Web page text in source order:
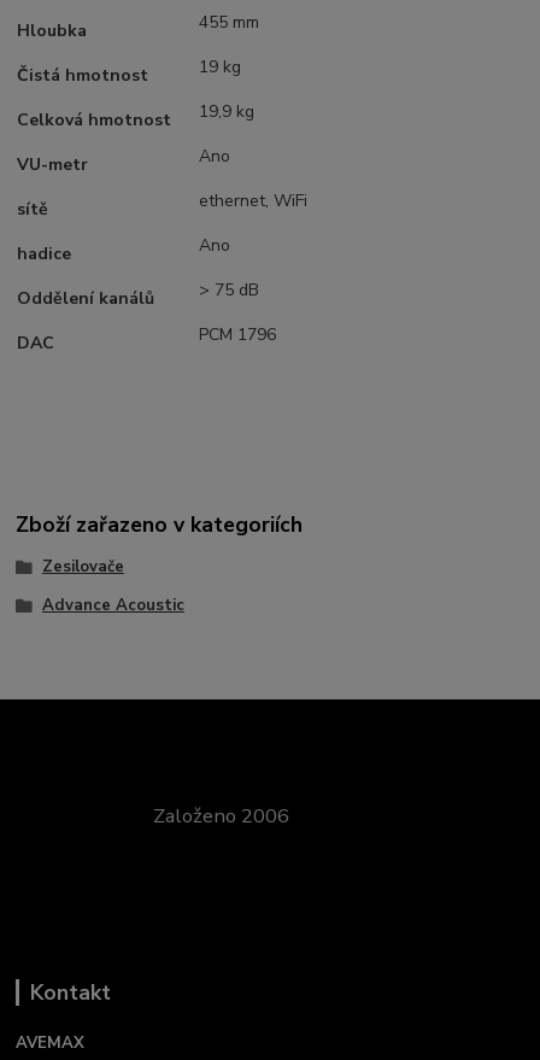
Hloubka 455 mm
Čistá hmotnost 19 kg
Celková hmotnost 19,9 kg
VU-metr Ano
sítě ethernet, WiFi
hadice Ano
Oddělení kanálů > 75 dB
DAC PCM 1796
Zboží zařazeno v kategoriích
Zesilovače
Advance Acoustic
Založeno 2006
Kontakt
AVEMAX